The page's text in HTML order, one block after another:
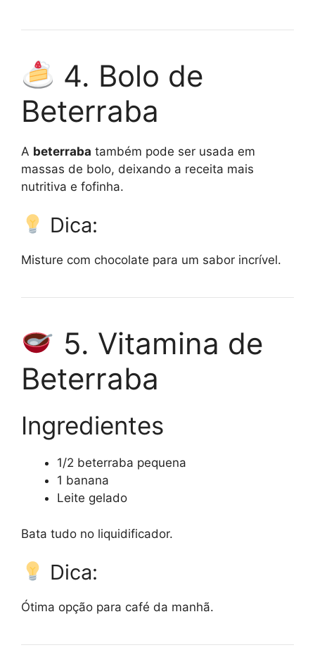
4. Bolo de
Beterraba
A beterraba também pode ser usada em
massas de bolo, deixando a receita mais
nutritiva e fofinha.
Dica:
Misture com chocolate para um sabor incrível.
5. Vitamina de
Beterraba
Ingredientes
1/2 beterraba pequena
1 banana
Leite gelado
Bata tudo no liquidificador.
Dica:
Ótima opção para café da manhã.